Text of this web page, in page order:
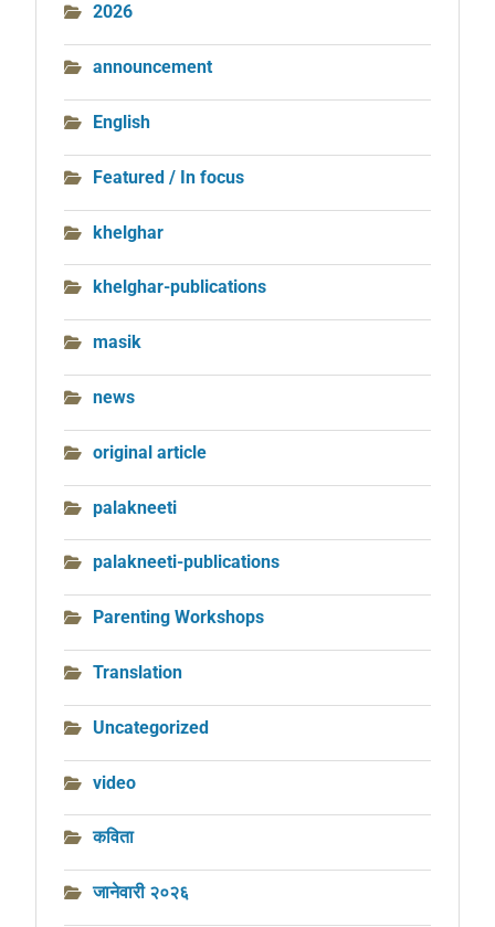
2026
announcement
English
Featured / In focus
khelghar
khelghar-publications
masik
news
original article
palakneeti
palakneeti-publications
Parenting Workshops
Translation
Uncategorized
video
कविता
जानेवारी २०२६